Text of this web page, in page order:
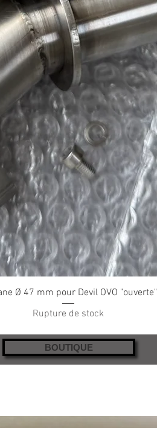
Ø 47 mm pour Devil OVO "ouverte"
Rupture de stock
BOUTIQUE